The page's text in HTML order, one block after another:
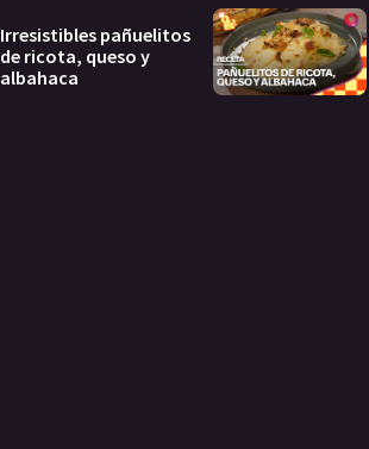
Irresistibles pañuelitos
de ricota, queso y
albahaca